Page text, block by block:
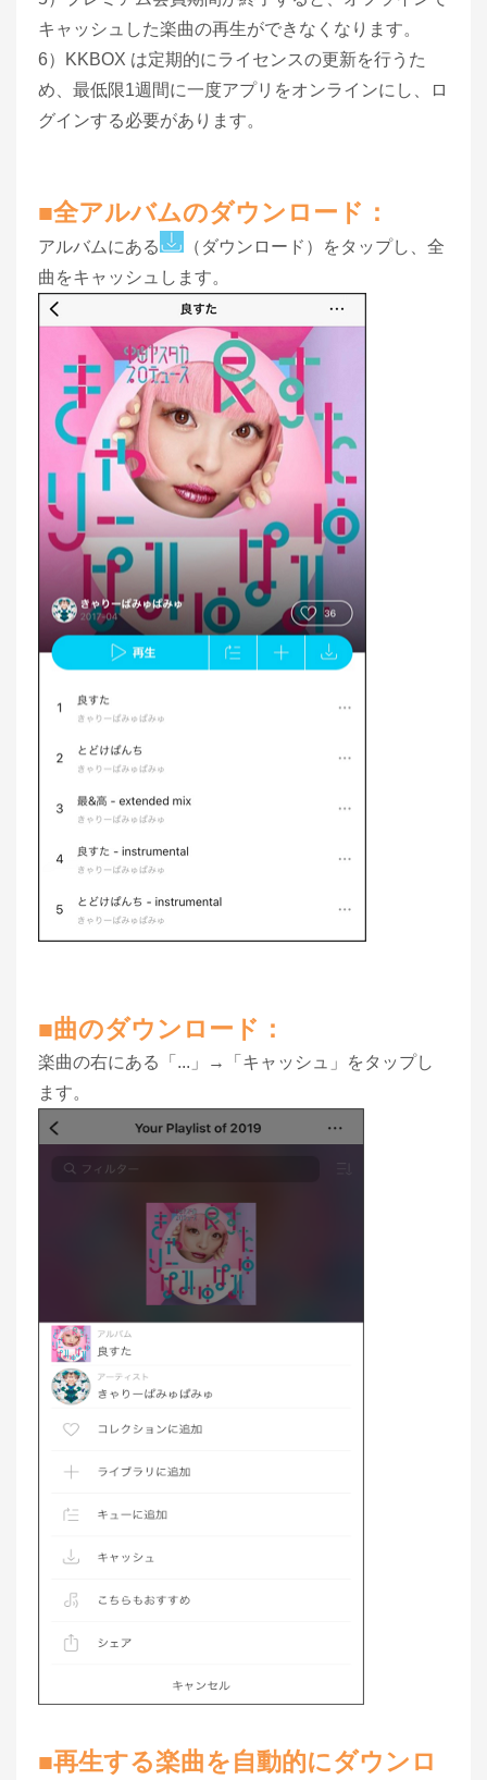
キャッシュした楽曲の再生ができなくなります。
6）KKBOX は定期的にライセンスの更新を行うた
め、最低限1週間に一度アプリをオンラインにし、ロ
グインする必要があります。
■全アルバムのダウンロード：
アルバムにある
（ダウンロード）をタップし、全
曲をキャッシュします。
■曲のダウンロード：
楽曲の右にある「...」→「キャッシュ」をタップし
ます。
■再生する楽曲を自動的にダウンロ